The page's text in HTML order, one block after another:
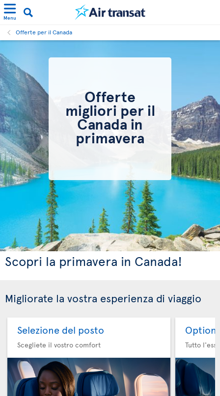
Menu
Offerte per il Canada
Offerte
migliori per il
Canada in
primavera
Scopri la primavera in Canada!
Migliorate la vostra esperienza di viaggio
Selezione del posto
Scegliete il vostro comfort
Option
Tutto